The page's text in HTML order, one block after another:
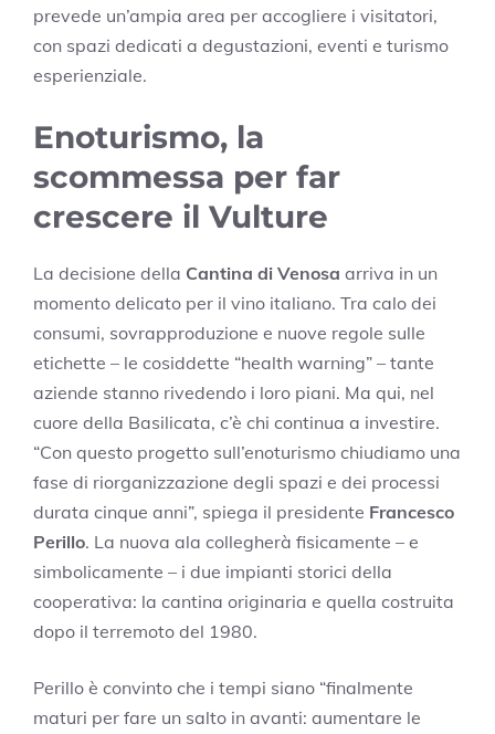
prevede un’ampia area per accogliere i visitatori,
con spazi dedicati a degustazioni, eventi e turismo
esperienziale.
Enoturismo, la
scommessa per far
crescere il Vulture
La decisione della Cantina di Venosa arriva in un
momento delicato per il vino italiano. Tra calo dei
consumi, sovrapproduzione e nuove regole sulle
etichette – le cosiddette “health warning” – tante
aziende stanno rivedendo i loro piani. Ma qui, nel
cuore della Basilicata, c’è chi continua a investire.
“Con questo progetto sull’enoturismo chiudiamo una
fase di riorganizzazione degli spazi e dei processi
durata cinque anni”, spiega il presidente Francesco
Perillo. La nuova ala collegherà fisicamente – e
simbolicamente – i due impianti storici della
cooperativa: la cantina originaria e quella costruita
dopo il terremoto del 1980.
Perillo è convinto che i tempi siano “finalmente
maturi per fare un salto in avanti: aumentare le